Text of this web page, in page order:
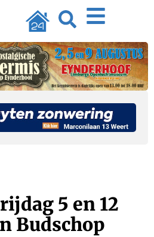
5 en 12
Budschop